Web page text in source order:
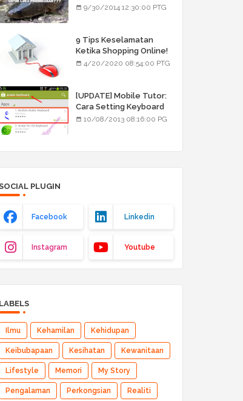
Luka Pembedahan???
9/30/2014 12:30:00 PTG
9 Tips Keselamatan
Ketika Shopping Online!
4/20/2020 08:54:00 PTG
[UPDATE] Mobile Tutor:
Cara Setting Keyboard
Arab/Jawi
10/08/2013 08:16:00 PG
PLUGIN
Facebook Linkedin
Instagram Youtube
LABELS
Ilmu Kehamilan Kehidupan
Keibubapaan Kesihatan Kewanitaan
Lifestyle Memori My Story
Pengalaman Perkongsian Realiti